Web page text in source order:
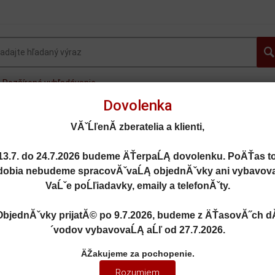
Rozšírené vyhľadávanie
AUTOGALLERY.sk OSOBNÉ AUTÁ
MOTORKY LIETADLÁ DOPLNKY ZĽAVY A
CHECA GP SPA 2005 - IXO - RAB105
MARLBORO CHECA GP
Dovolenka
VĂˇĹľenĂ­ zberatelia a klienti,
do 24.7.2026 budeme ÄŤerpaĹĄ dovolenku. PoÄŤas
nebudeme spracovĂˇvaĹĄ objednĂˇvky ani
VaĹˇe poĹľiadavky, emaily a telefonĂˇty.
prijatĂ© po 9.7.2026, budeme z ÄŤasovĂ˝ch
´vodov vybavovaĹĄ aĹľ od 27.7.2026.
ÄŽakujeme za pochopenie.
Rozumiem